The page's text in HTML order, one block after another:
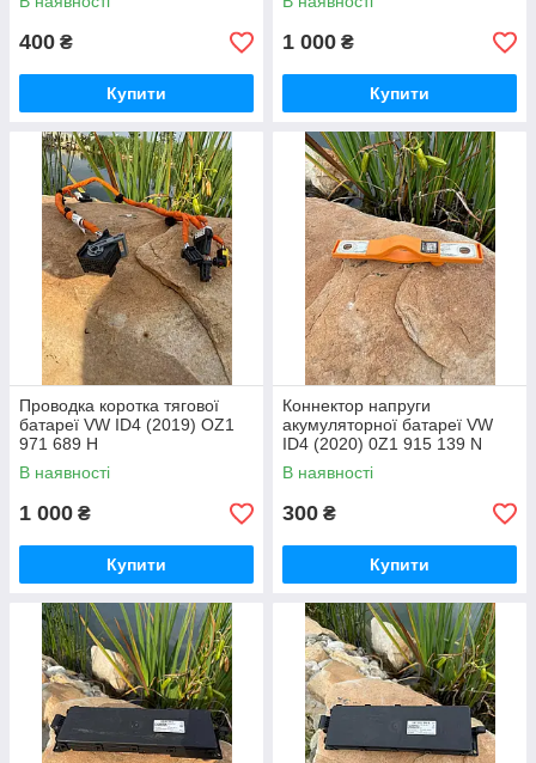
400 ₴
Купити
1 000 ₴
Купити
Проводка коротка тягової
батареї VW ID4 (2019) OZ1
971 689 H
В наявності
1 000 ₴
Купити
Коннектор напруги
акумуляторної батареї VW
ID4 (2020) 0Z1 915 139 N
В наявності
300 ₴
Купити